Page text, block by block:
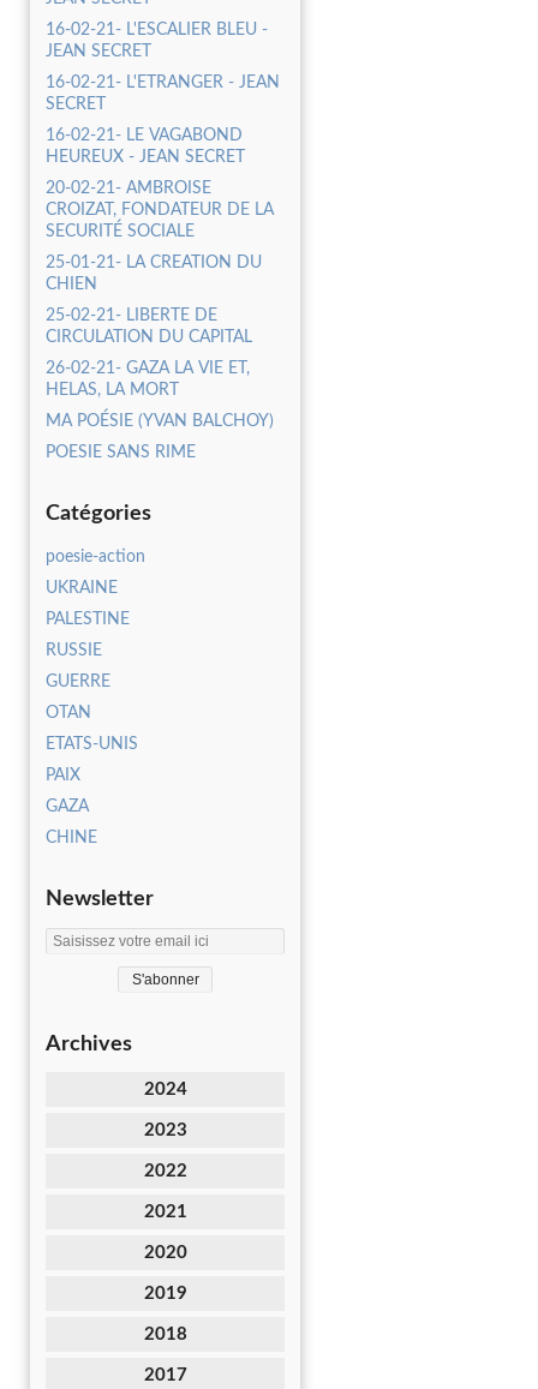
16-02-21- L'ESCALIER BLEU -
JEAN SECRET
16-02-21- L'ETRANGER - JEAN
SECRET
16-02-21- LE VAGABOND
HEUREUX - JEAN SECRET
20-02-21- AMBROISE
CROIZAT, FONDATEUR DE LA
SECURITÉ SOCIALE
25-01-21- LA CREATION DU
CHIEN
25-02-21- LIBERTE DE
CIRCULATION DU CAPITAL
26-02-21- GAZA LA VIE ET,
HELAS, LA MORT
MA POÉSIE (YVAN BALCHOY)
POESIE SANS RIME
Catégories
poesie-action
UKRAINE
PALESTINE
RUSSIE
GUERRE
OTAN
ETATS-UNIS
PAIX
GAZA
CHINE
Newsletter
Archives
2024
2023
2022
2021
2020
2019
2018
2017